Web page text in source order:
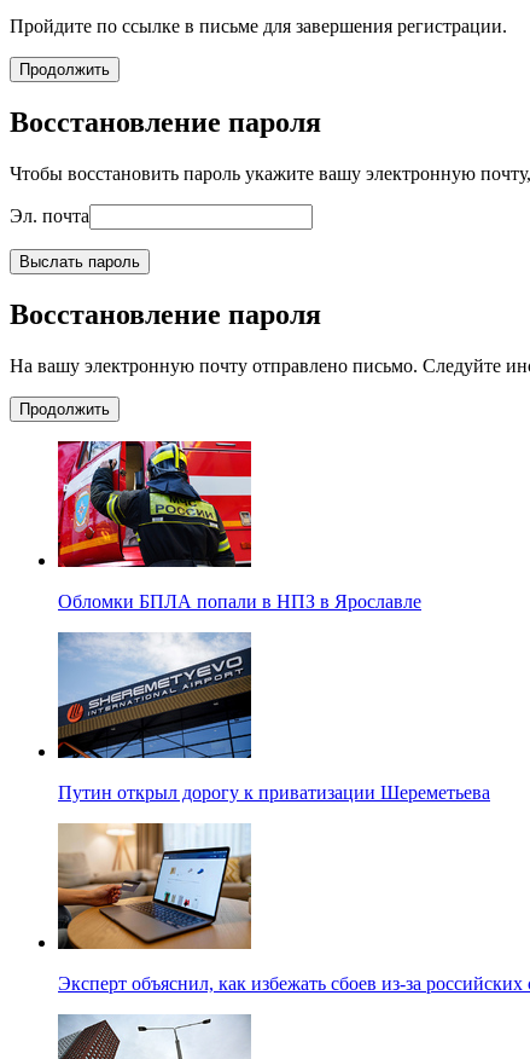
Пройдите по ссылке в письме для завершения регистрации.
Продолжить
Восстановление пароля
Чтобы восстановить пароль укажите вашу электронную
Эл. почта
Выслать пароль
Восстановление пароля
На вашу электронную почту отправлено письмо. Следуйте
Продолжить
Обломки БПЛА попали в НПЗ в Ярославле
Путин открыл дорогу к приватизации Шереметьева
Эксперт объяснил, как избежать сбоев из-за